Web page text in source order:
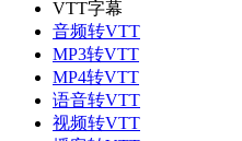
VTT字幕
音频转VTT
MP3转VTT
MP4转VTT
语音转VTT
视频转VTT